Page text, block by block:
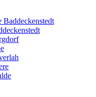
Baddeckenstedt